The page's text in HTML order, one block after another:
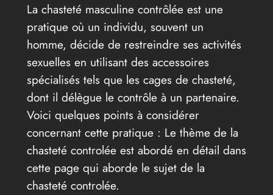
La chasteté masculine contrôlée est une
pratique où un individu, souvent un
homme, décide de restreindre ses activités
sexuelles en utilisant des accessoires
spécialisés tels que les cages de chasteté,
dont il délègue le contrôle à un partenaire.
Voici quelques points à considérer
concernant cette pratique : Le thème de la
chasteté controlée est abordé en détail dans
cette page qui aborde le sujet de la
chasteté controlée.